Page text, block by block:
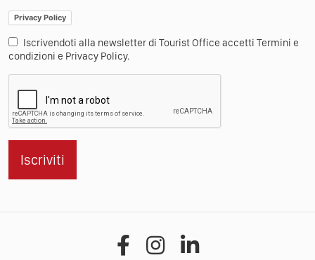
Privacy Policy
Iscrivendoti alla newsletter di Tourist Office accetti Termini e
condizioni e Privacy Policy.
Iscriviti